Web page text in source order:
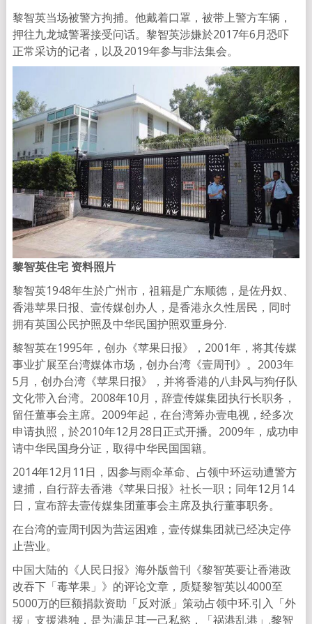
黎智英当场被警方拘捕。他戴着口罩，被带上警方车辆，
押往九龙城警署接受问话。黎智英涉嫌於2017年6月恐吓
正常采访的记者，以及2019年参与非法集会。
黎智英住宅 资料照片
黎智英1948年生於广州市，祖籍是广东顺德，是佐丹奴、
香港苹果日报、壹传媒创办人，是香港永久性居民，同时
拥有英国公民护照及中华民国护照双重身分.
黎智英在1995年，创办《苹果日报》，2001年，将其传媒
事业扩展至台湾媒体市场，创办台湾《壹周刊》。2003年
5月，创办台湾《苹果日报》，并将香港的八卦风与狗仔队
文化带入台湾。2008年10月，辞壹传媒集团执行长职务，
留任董事会主席。2009年起，在台湾筹办壹电视，经多次
申请执照，於2010年12月28日正式开播。2009年，成功申
请中华民国身分证，取得中华民国国籍。
2014年12月11日，因参与雨伞革命、占领中环运动遭警方
逮捕，自行辞去香港《苹果日报》社长一职；同年12月14
日，宣布辞去壹传媒集团董事会主席及执行董事职务。
在台湾的壹周刊因为营运困难，壹传媒集团就已经决定停
止营业。
中国大陆的《人民日报》海外版曾刊《黎智英要让香港政
改吞下「毒苹果」》的评论文章，质疑黎智英以4000至
5000万的巨额捐款资助「反对派」策动占领中环.引入「外
援」支援港独，是为满足其一己私慾，「祸港乱港」.黎智